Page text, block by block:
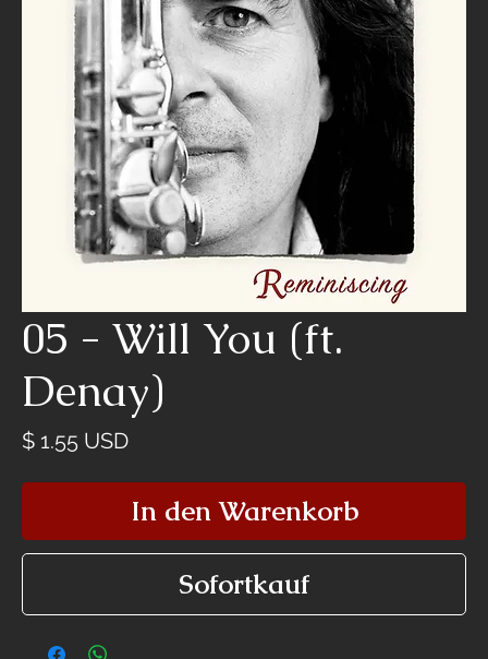
05 - Will You (ft.
Denay)
$ 1.55 USDPreis
In den Warenkorb
Sofortkauf